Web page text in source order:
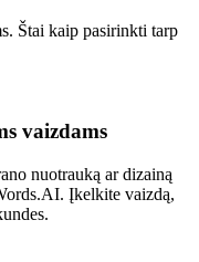
Štai kaip pasirinkti tarp
vaizdams
nuotrauką ar dizainą
Įkelkite vaizdą,